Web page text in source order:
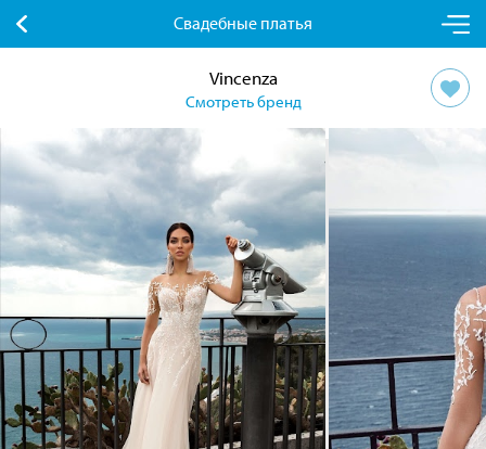
Свадебные платья
Vincenza
Смотреть бренд